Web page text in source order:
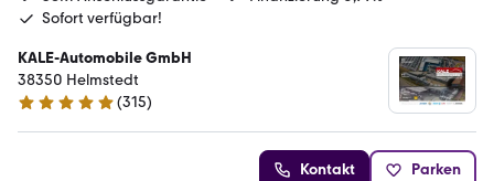
Sofort verfügbar!
KALE-Automobile GmbH
38350 Helmstedt
4.8 Sterne
(315)
Kontakt Parken